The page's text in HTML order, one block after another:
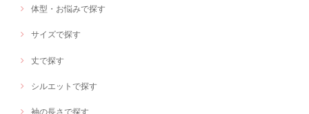
体型・お悩みで探す
サイズで探す
丈で探す
シルエットで探す
袖の長さで探す